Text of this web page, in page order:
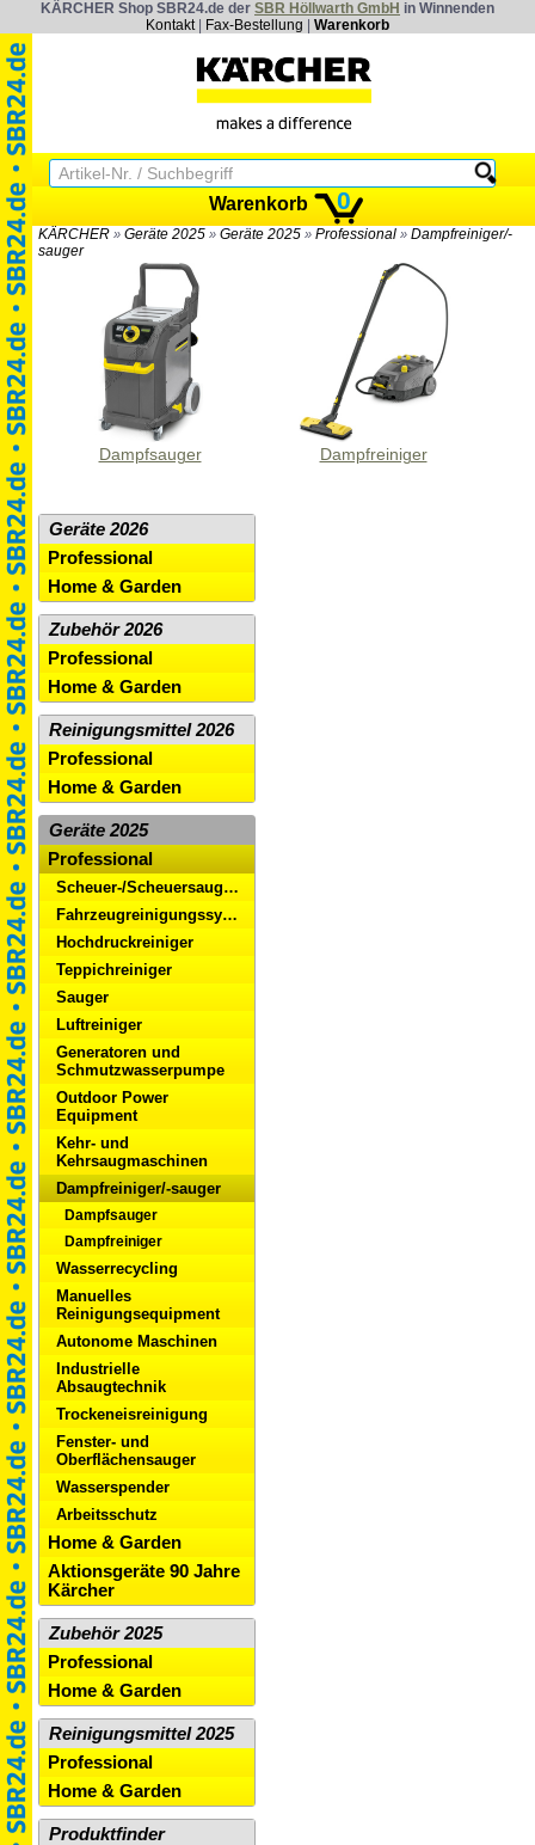
KÄRCHER Shop SBR24.de der SBR Höllwarth GmbH in Winnenden
Kontakt| Fax-Bestellung Warenkorb
Warenkorb 0
KÄRCHER » Geräte 2025 » Geräte 2025 » Professional » Dampfreiniger/-
sauger
Dampfsauger Dampfreiniger
Geräte 2026
Professional
Home & Garden
Zubehör 2026
Professional
Home & Garden
Reinigungsmittel 2026
Professional
Home & Garden
Geräte 2025
Professional
Scheuer-/Scheuersaugmaschinen
Fahrzeugreinigungssysteme
Hochdruckreiniger
Teppichreiniger
Sauger
Luftreiniger
Generatoren und
Schmutzwasserpumpe
Outdoor Power
Equipment
Kehr- und
Kehrsaugmaschinen
Dampfreiniger/-sauger
Dampfsauger
Dampfreiniger
Wasserrecycling
Manuelles
Reinigungsequipment
Autonome Maschinen
Industrielle
Absaugtechnik
Trockeneisreinigung
Fenster- und
Oberflächensauger
Wasserspender
Arbeitsschutz
Home & Garden
Aktionsgeräte 90 Jahre
Kärcher
Zubehör 2025
Professional
Home & Garden
Reinigungsmittel 2025
Professional
Home & Garden
Produktfinder